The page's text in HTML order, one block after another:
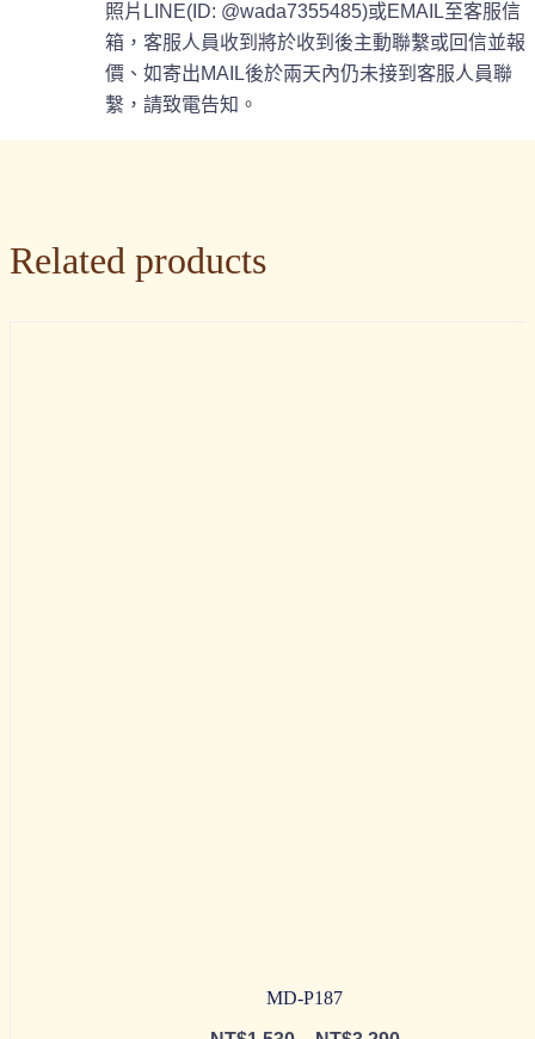
照片LINE(ID: @wada7355485)或EMAIL至客服信
箱，客服人員收到將於收到後主動聯繫或回信並報
價、如寄出MAIL後於兩天內仍未接到客服人員聯
繫，請致電告知。
Related products
MD-P187